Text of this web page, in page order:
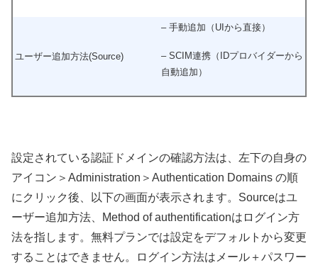
ユーザー追加方法(Source)
– 手動追加（UIから直接）
– SCIM連携（IDプロバイダーから
自動追加）
設定されている認証ドメインの確認方法は、左下の自身の
アイコン＞Administration＞Authentication Domains の順
にクリック後、以下の画面が表示されます。Sourceはユ
ーザー追加方法、Method of authentificationはログイン方
法を指します。無料プランでは設定をデフォルトから変更
することはできません。ログイン方法はメール＋パスワー